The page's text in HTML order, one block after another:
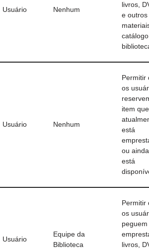
Usuário Nenhum
livros,
e outros
Usuário Nenhum
Permitir
os
item que
está
ou
está
Usuário
Equipe da
Biblioteca
Permitir
os
peguem
livros,